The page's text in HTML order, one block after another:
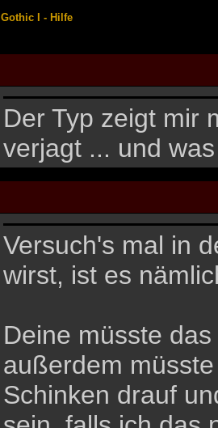
Gothic I - Hilfe
Der Typ zeigt mir
verjagt ... und
Versuch's mal in
wirst, ist es
Deine müsste
außerdem
Schinken drauf